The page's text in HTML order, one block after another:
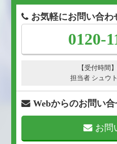
お気軽にお問い合わ
0120-
【受付時間
担当者 シュウ
Webからのお問い合
お問